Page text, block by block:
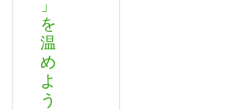
」
を
温
め
よ
う